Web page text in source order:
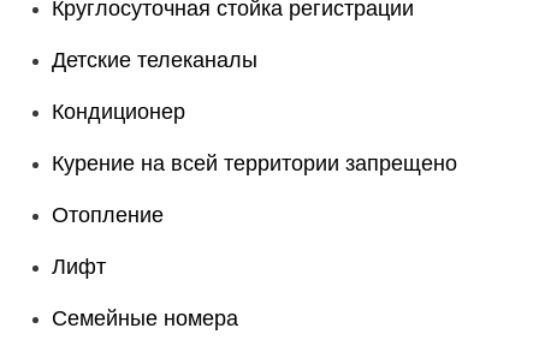
Круглосуточная стойка регистрации
Детские телеканалы
Кондиционер
Курение на всей территории запрещено
Отопление
Лифт
Семейные номера